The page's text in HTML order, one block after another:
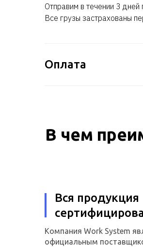
Отправим в течении 3
Все грузы застрахованы
Оплата
В чем
Вся продукция
Компания Work System
официальным